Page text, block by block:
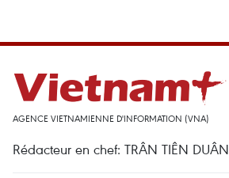
AGENCE VIETNAMIENNE D'INFORMATION (VNA)
Rédacteur en chef: TRÂN TIÊN DUÂN